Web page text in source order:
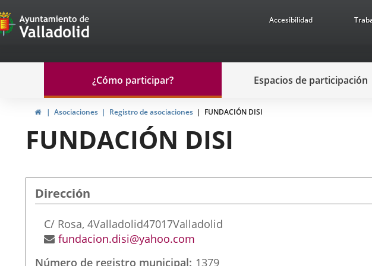
Portal
de
Participación
Accesibilidad
navegación
Participación
¿Cómo participar? Espacios de participación
InicioAsociaciones Registro de asociaciones FUNDACIÓN DISI
FUNDACIÓN DISI
Dirección
Dirección
postal
C/ Rosa, 4Valladolid47017Valladolid
Dirección
fundacion.disi@yahoo.com
Número de registro municipal 1379